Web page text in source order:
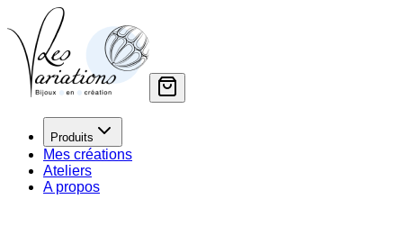
Produits
Mes créations
Ateliers
A propos